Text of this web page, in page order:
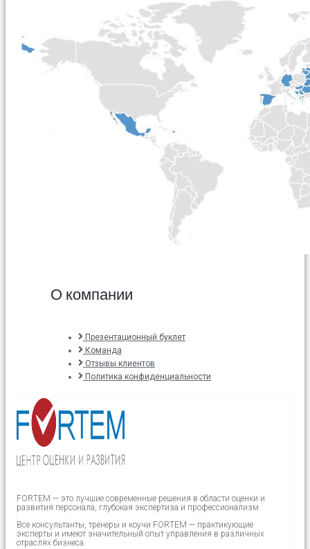
О компании
Презентационный буклет
Команда
Отзывы клиентов
Политика конфиденциальности
FORTEM — это лучшие современные решения в области оценки и
развития персонала, глубокая экспертиза и профессионализм.
Все консультанты, тренеры и коучи FORTEM — практикующие
эксперты и имеют значительный опыт управления в различных
отраслях бизнеса.